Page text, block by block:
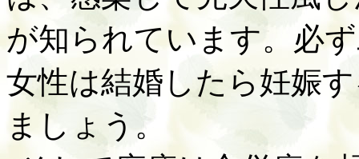
が知られています。必
女性は結婚したら妊娠
ましょう。